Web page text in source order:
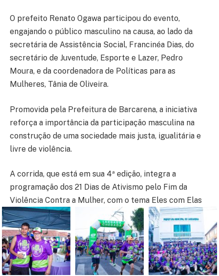
O prefeito Renato Ogawa participou do evento,
engajando o público masculino na causa, ao lado da
secretária de Assistência Social, Francinéa Dias, do
secretário de Juventude, Esporte e Lazer, Pedro
Moura, e da coordenadora de Políticas para as
Mulheres, Tânia de Oliveira.
Promovida pela Prefeitura de Barcarena, a iniciativa
reforça a importância da participação masculina na
construção de uma sociedade mais justa, igualitária e
livre de violência.
A corrida, que está em sua 4ª edição, integra a
programação dos 21 Dias de Ativismo pelo Fim da
Violência Contra a Mulher, com o tema Eles com Elas